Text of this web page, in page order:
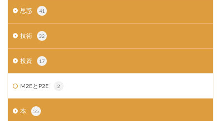
思惑 41
技術 32
投資 17
M2EとP2E 2
本 55